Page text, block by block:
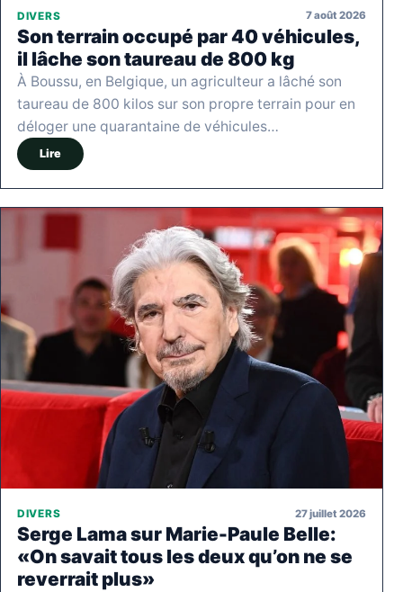
DIVERS 7 août 2026
Son terrain occupé par 40 véhicules,
il lâche son taureau de 800 kg
À Boussu, en Belgique, un agriculteur a lâché son
taureau de 800 kilos sur son propre terrain pour en
déloger une quarantaine de véhicules…
Lire
DIVERS 27 juillet 2026
Serge Lama sur Marie-Paule Belle:
«On savait tous les deux qu’on ne se
reverrait plus»